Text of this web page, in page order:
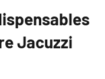
Jacuzzi